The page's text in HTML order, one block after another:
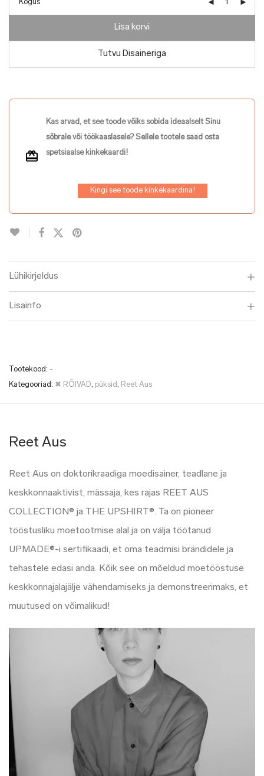
Kogus
Lisa korvi
Tutvu Disaineriga
Kas arvad, et see toode võiks sobida ideaalselt Sinu
sõbrale või töökaaslasele? Sellele tootele saad osta
spetsiaalse kinkekaardi!
Kingi see toode kinkekaardina!
Lühikirjeldus
Lisainfo
Tootekood: -
Kategooriad: ✖ RÕIVAD, püksid, Reet Aus
Reet Aus
Reet Aus on doktorikraadiga moedisainer, teadlane ja
keskkonnaaktivist, mässaja, kes rajas REET AUS
COLLECTION® ja THE UPSHIRT®. Ta on pioneer
tööstusliku moetootmise alal ja on välja töötanud
UPMADE®-i sertifikaadi, et oma teadmisi brändidele ja
tehastele edasi anda. Kõik see on mõeldud moetööstuse
keskkonnajalajälje vähendamiseks ja demonstreerimaks, et
muutused on võimalikud!